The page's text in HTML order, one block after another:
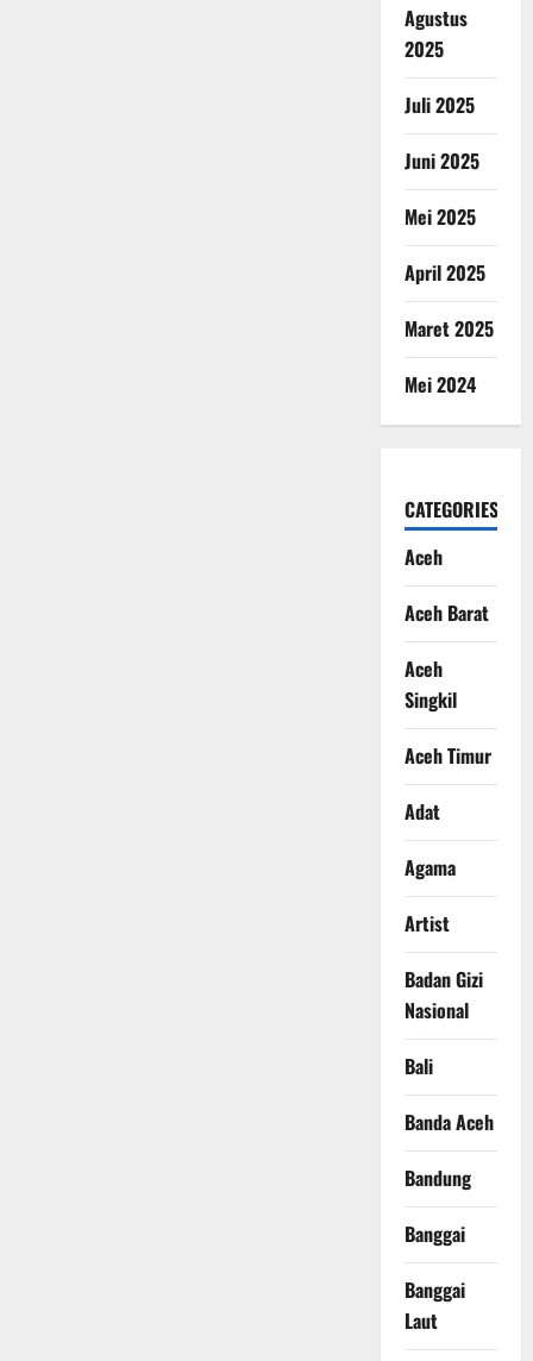
Agustus
2025
Juli 2025
Juni 2025
Mei 2025
April 2025
Maret 2025
Mei 2024
CATEGORIES
Aceh
Aceh Barat
Aceh
Singkil
Aceh Timur
Adat
Agama
Artist
Badan Gizi
Nasional
Bali
Banda Aceh
Bandung
Banggai
Banggai
Laut